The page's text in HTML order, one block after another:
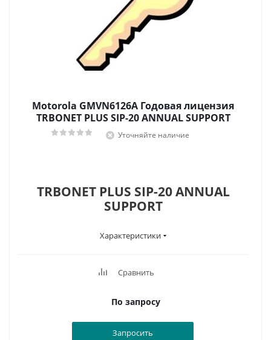
Motorola GMVN6126A Годовая лицензия
TRBONET PLUS SIP-20 ANNUAL SUPPORT
Уточняйте наличие
TRBONET PLUS SIP-20 ANNUAL
SUPPORT
Характеристики
Сравнить
По запросу
Запросить